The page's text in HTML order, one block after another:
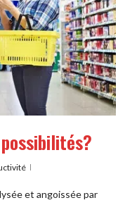
et angoissée par